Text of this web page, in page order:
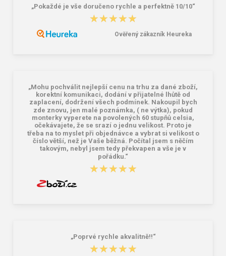
„Pokaždé je vše doručeno rychle a perfektně 10/10“
★★★★★
★★★★★
Ověřený zákazník Heureka
„Mohu pochválit nejlepší cenu na trhu za dané zboží,
korektní komunikaci, dodání v přijatelné lhůtě od
zaplacení, dodržení všech podmínek. Nakoupil bych
zde znovu, jen malé poznámka, ( ne výtka), pokud
monterky vyperete na povolených 60 stupňů celsia,
očekávajete, že se srazí o jednu velikost. Proto je
třeba na to myslet při objednávce a vybrat si velikost o
číslo větší, než je Vaše běžná. Počítal jsem s něčím
takovým, nebyl jsem tedy překvapen a vše je v
pořádku.“
★★★★★
★★★★★
„Poprvé rychle akvalitně!!“
★★★★★
★★★★★